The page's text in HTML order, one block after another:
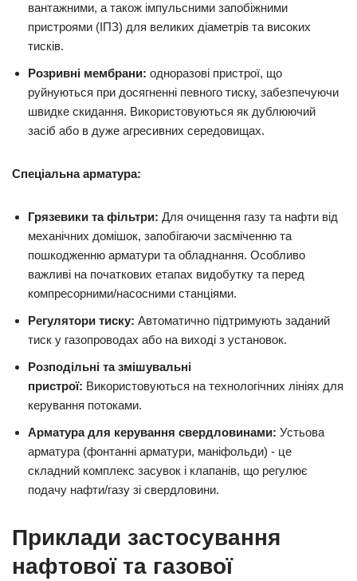
вантажними, а також імпульсними запобіжними
пристроями (ІПЗ) для великих діаметрів та високих
тисків.
Розривні мембрани: одноразові пристрої, що
руйнуються при досягненні певного тиску, забезпечуючи
швидке скидання. Використовуються як дублюючий
засіб або в дуже агресивних середовищах.
Спеціальна арматура:
Грязевики та фільтри: Для очищення газу та нафти від
механічних домішок, запобігаючи засміченню та
пошкодженню арматури та обладнання. Особливо
важливі на початкових етапах видобутку та перед
компресорними/насосними станціями.
Регулятори тиску: Автоматично підтримують заданий
тиск у газопроводах або на виході з установок.
Розподільні та змішувальні
пристрої: Використовуються на технологічних лініях для
керування потоками.
Арматура для керування свердловинами: Устьова
арматура (фонтанні арматури, маніфольди) - це
складний комплекс засувок і клапанів, що регулює
подачу нафти/газу зі свердловини.
Приклади застосування
нафтової та газової